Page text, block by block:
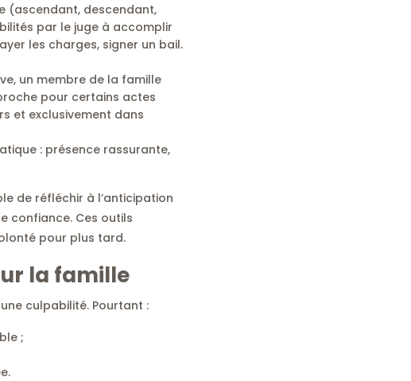
(ascendant, descendant,
par le juge à accomplir
les charges, signer un bail.
un membre de la famille
pour certains actes
et exclusivement dans
: présence rassurante,
de réfléchir à l’anticipation
confiance. Ces outils
pour plus tard.
la famille
culpabilité. Pourtant :
;